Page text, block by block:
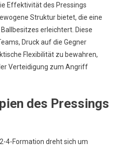
Effektivität des Pressings
Struktur bietet, die eine
erleichtert. Diese
Druck auf die Gegner
Flexibilität zu bewahren,
Verteidigung zum Angriff
des Pressings
4-Formation dreht sich um